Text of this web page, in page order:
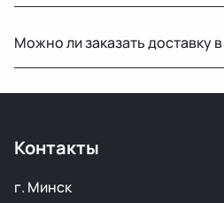
есть склад в России для
Можно ли заказать доставку
Контакты
г. Минск